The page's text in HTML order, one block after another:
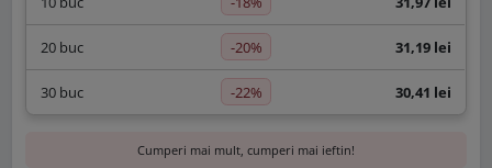
20 buc -20% 31,19 lei
30 buc -22% 30,41 lei
Cumperi mai mult, cumperi mai ieftin!